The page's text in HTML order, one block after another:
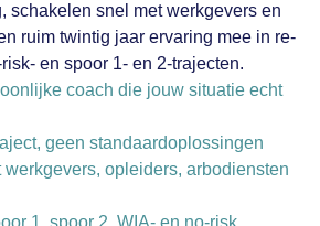
schakelen snel met werkgevers en
ruim twintig jaar ervaring mee in re-
en spoor 1- en 2-trajecten.
coach die jouw situatie echt
geen standaardoplossingen
werkgevers, opleiders, arbodiensten